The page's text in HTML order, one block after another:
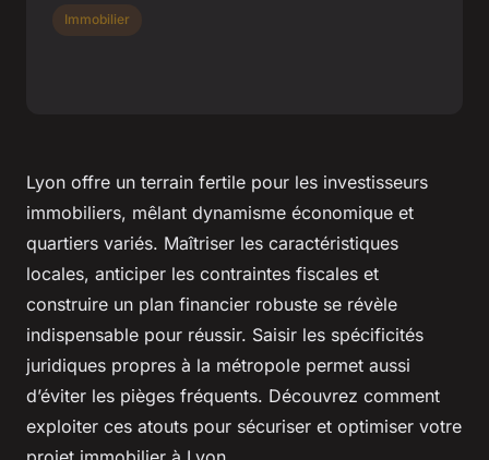
Lyon offre un terrain fertile pour les investisseurs
immobiliers, mêlant dynamisme économique et
quartiers variés. Maîtriser les caractéristiques
locales, anticiper les contraintes fiscales et
construire un plan financier robuste se révèle
indispensable pour réussir. Saisir les spécificités
juridiques propres à la métropole permet aussi
d’éviter les pièges fréquents. Découvrez comment
exploiter ces atouts pour sécuriser et optimiser votre
Immobilier